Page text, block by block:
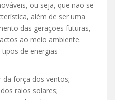
ou seja, que não se
além de ser uma
das gerações futuras,
ao meio ambiente.
de energias
da força dos ventos;
raios solares;